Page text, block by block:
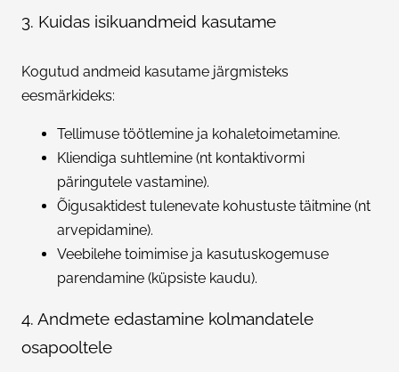
3. Kuidas isikuandmeid kasutame
Kogutud andmeid kasutame järgmisteks
eesmärkideks:
Tellimuse töötlemine ja kohaletoimetamine.
Kliendiga suhtlemine (nt kontaktivormi
päringutele vastamine).
Õigusaktidest tulenevate kohustuste täitmine (nt
arvepidamine).
Veebilehe toimimise ja kasutuskogemuse
parendamine (küpsiste kaudu).
4. Andmete edastamine kolmandatele
osapooltele